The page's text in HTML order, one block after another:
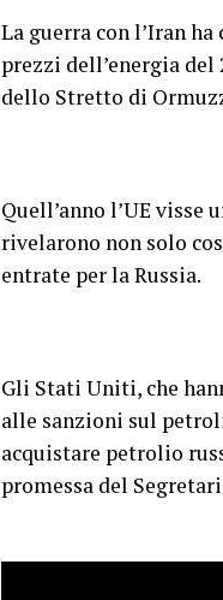
La guerra con l’Iran
prezzi dell’energia
dello Stretto di
Quell’anno l’UE
rivelarono non solo
entrate per la Russia.
Gli Stati Uniti, che
alle sanzioni sul
acquistare petrolio
promessa del